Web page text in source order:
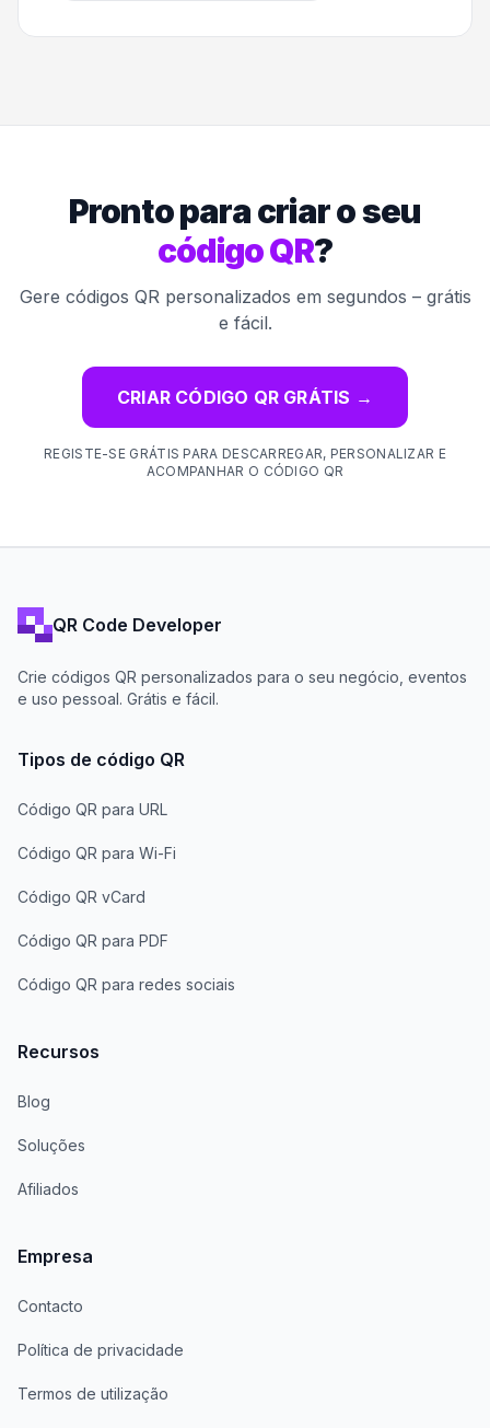
Pronto para criar o seu
código QR?
Gere códigos QR personalizados em segundos – grátis
e fácil.
CRIAR CÓDIGO QR GRÁTIS →
REGISTE-SE GRÁTIS PARA DESCARREGAR, PERSONALIZAR E
ACOMPANHAR O CÓDIGO QR
QR Code Developer
Crie códigos QR personalizados para o seu negócio, eventos
e uso pessoal. Grátis e fácil.
Tipos de código QR
Código QR para URL
Código QR para Wi-Fi
Código QR vCard
Código QR para PDF
Código QR para redes sociais
Recursos
Blog
Soluções
Afiliados
Empresa
Contacto
Política de privacidade
Termos de utilização